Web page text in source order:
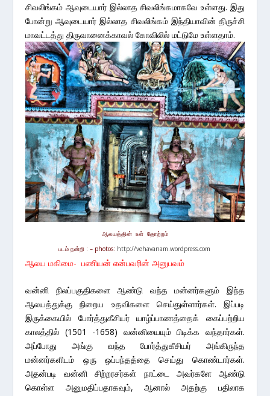
சிவலிங்கம் ஆவுடையார் இல்லாத சிவலிங்கமாகவே உள்ளது. இது
போன்று ஆவுடையார் இல்லாத சிவலிங்கம் இந்தியாவின் திருச்சி
மாவட்டத்து திருவானைக்காவல் கோவிலில் மட்டுமே உள்ளதாம்.
ஆலயத்தின் உள் தோற்றம்
படம் நன்றி : – photos: http://vehavanam.wordpress.com
ஆலய மகிமை- பணியன் என்பவரின் அனுபவம்
வன்னி நிலப்பகுதிகளை ஆண்டு வந்த மன்னர்களும் இந்த
ஆலயத்துக்கு நிறைய உதவிகளை செய்துள்ளார்கள். இப்படி
இருக்கையில் போர்த்துகீசியர் யாழ்ப்பாணத்தைக் கைப்பற்றிய
காலத்தில் (1501 -1658) வன்னியையும் பிடிக்க வந்தார்கள்.
அப்போது அங்கு வந்த போர்த்துகீசியர் அங்கிருந்த
மன்னர்களிடம் ஒரு ஒப்பந்தத்தை செய்து கொண்டார்கள்.
அதன்படி வன்னி சிற்றரசர்கள் நாட்டை அவர்களே ஆண்டு
கொள்ள அனுமதிப்பதாகவும், ஆனால் அதற்கு பதிலாக